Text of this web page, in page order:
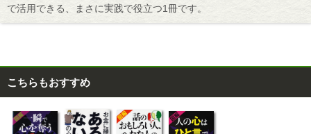
で活用できる、まさに実践で役立つ1冊です。
こちらもおすすめ